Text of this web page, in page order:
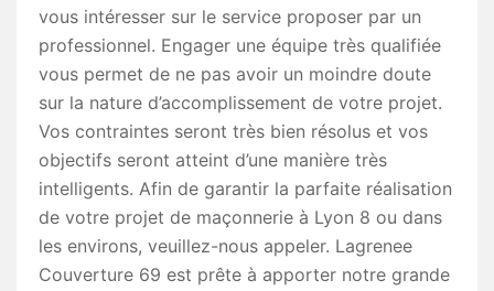
vous intéresser sur le service proposer par un
professionnel. Engager une équipe très qualifiée
vous permet de ne pas avoir un moindre doute
sur la nature d’accomplissement de votre projet.
Vos contraintes seront très bien résolus et vos
objectifs seront atteint d’une manière très
intelligents. Afin de garantir la parfaite réalisation
de votre projet de maçonnerie à Lyon 8 ou dans
les environs, veuillez-nous appeler. Lagrenee
Couverture 69 est prête à apporter notre grande